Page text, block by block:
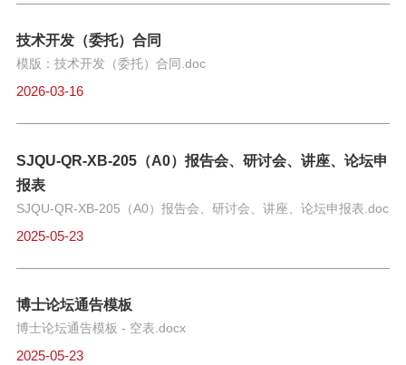
技术开发（委托）合同
模版：技术开发（委托）合同.doc
2026-03-16
SJQU-QR-XB-205（A0）报告会、研讨会、讲座、论坛申
报表
SJQU-QR-XB-205（A0）报告会、研讨会、讲座、论坛申报表.doc
2025-05-23
博士论坛通告模板
博士论坛通告模板 - 空表.docx
2025-05-23